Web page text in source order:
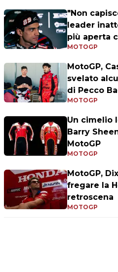
"Non
leader
più aperta
MOTOGP
MotoGP,
svelato
di Pecco
MOTOGP
Un cimelio
Barry
MotoGP
MOTOGP
MotoGP,
fregare la
retroscena
MOTOGP